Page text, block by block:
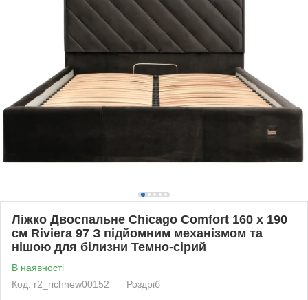
Ліжко Двоспальне Chicago Comfort 160 х 190
см Riviera 97 З підйомним механізмом та
нішою для білизни Темно-сірий
В наявності
Код: r2_richnew00152
Роздріб